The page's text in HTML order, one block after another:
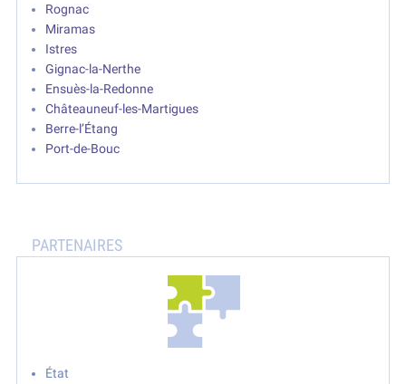
Rognac
Miramas
Istres
Gignac-la-Nerthe
Ensuès-la-Redonne
Châteauneuf-les-Martigues
Berre-l’Étang
Port-de-Bouc
État ‎